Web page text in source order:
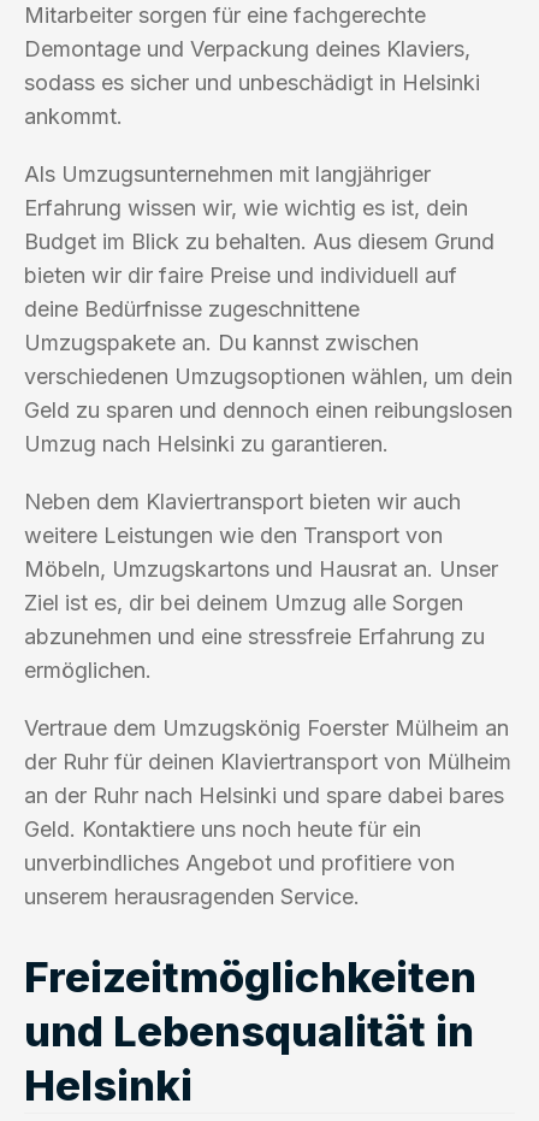
Mitarbeiter sorgen für eine fachgerechte
Demontage und Verpackung deines Klaviers,
sodass es sicher und unbeschädigt in Helsinki
ankommt.
Als Umzugsunternehmen mit langjähriger
Erfahrung wissen wir, wie wichtig es ist, dein
Budget im Blick zu behalten. Aus diesem Grund
bieten wir dir faire Preise und individuell auf
deine Bedürfnisse zugeschnittene
Umzugspakete an. Du kannst zwischen
verschiedenen Umzugsoptionen wählen, um dein
Geld zu sparen und dennoch einen reibungslosen
Umzug nach Helsinki zu garantieren.
Neben dem Klaviertransport bieten wir auch
weitere Leistungen wie den Transport von
Möbeln, Umzugskartons und Hausrat an. Unser
Ziel ist es, dir bei deinem Umzug alle Sorgen
abzunehmen und eine stressfreie Erfahrung zu
ermöglichen.
Vertraue dem Umzugskönig Foerster Mülheim an
der Ruhr für deinen Klaviertransport von Mülheim
an der Ruhr nach Helsinki und spare dabei bares
Geld. Kontaktiere uns noch heute für ein
unverbindliches Angebot und profitiere von
unserem herausragenden Service.
Freizeitmöglichkeiten
und Lebensqualität in
Helsinki